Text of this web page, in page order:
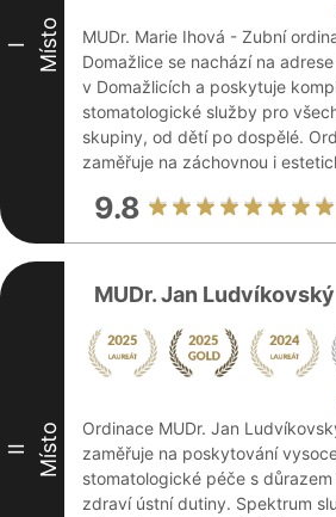
I Místo
MUDr. Marie Ihová - Zubní
Domažlice se nachází na
v Domažlicích a poskytuje
stomatologické služby pro
skupiny, od dětí po dospělé.
zaměřuje na záchovnou i
9.8
II Místo
MUDr. Jan Ludvíkovský
Ordinace MUDr. Jan
zaměřuje na poskytování
stomatologické péče s
zdraví ústní dutiny. Spektrum